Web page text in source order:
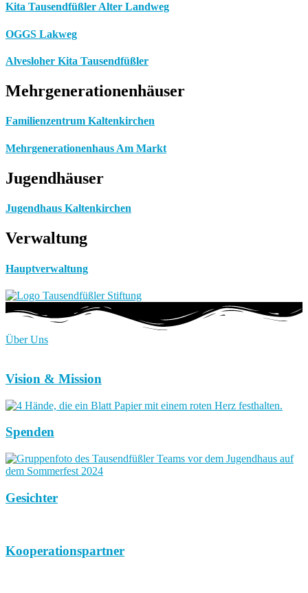
Kita Tausendfüßler Alter Landweg
OGGS Lakweg
Alvesloher Kita Tausendfüßler
Mehrgenerationenhäuser
Familienzentrum Kaltenkirchen
Mehrgenerationenhaus Am Markt
Jugendhäuser
Jugendhaus Kaltenkirchen
Verwaltung
Hauptverwaltung
Über Uns
Vision & Mission
Spenden
Gesichter
Kooperationspartner